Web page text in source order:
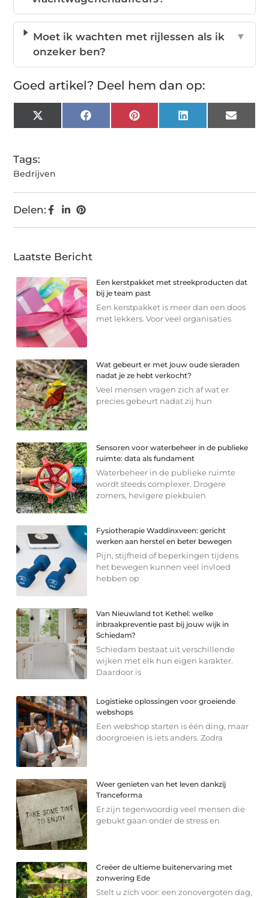
Moet ik wachten met rijlessen als ik
onzeker ben?
▼
Goed artikel? Deel hem dan op:
X
(Twitter)
FacebookPinterest LinkedIn Email
Tags:
Bedrijven
Delen:
Laatste Bericht
Een kerstpakket met streekproducten dat
bij je team past
Een kerstpakket is meer dan een doos
met lekkers. Voor veel organisaties
Wat gebeurt er met jouw oude sieraden
nadat je ze hebt verkocht?
Veel mensen vragen zich af wat er
precies gebeurt nadat zij hun
Sensoren voor waterbeheer in de publieke
ruimte: data als fundament
Waterbeheer in de publieke ruimte
wordt steeds complexer. Drogere
zomers, hevigere piekbuien
Fysiotherapie Waddinxveen: gericht
werken aan herstel en beter bewegen
Pijn, stijfheid of beperkingen tijdens
het bewegen kunnen veel invloed
hebben op
Van Nieuwland tot Kethel: welke
inbraakpreventie past bij jouw wijk in
Schiedam?
Schiedam bestaat uit verschillende
wijken met elk hun eigen karakter.
Daardoor is
Logistieke oplossingen voor groeiende
webshops
Een webshop starten is één ding, maar
doorgroeien is iets anders. Zodra
Weer genieten van het leven dankzij
Tranceforma
Er zijn tegenwoordig veel mensen die
gebukt gaan onder de stress en
Creëer de ultieme buitenervaring met
zonwering Ede
Stelt u zich voor: een zonovergoten dag,